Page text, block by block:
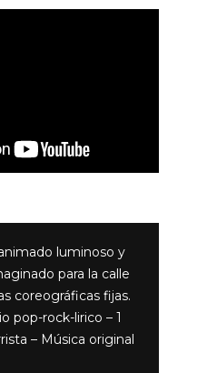
luminoso y
para la calle
coreográficas fijas.
pop-rock-lirico – 1
– Música original